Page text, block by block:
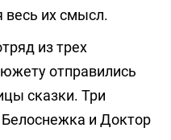
весь их смысл.
из трех
отправились
сказки. Три
Белоснежка и Доктор